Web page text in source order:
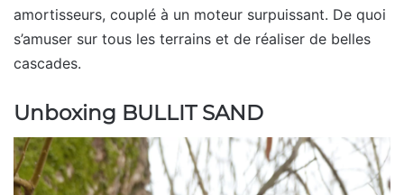
amortisseurs, couplé à un moteur surpuissant. De quoi
s’amuser sur tous les terrains et de réaliser de belles
cascades.
Unboxing BULLIT SAND